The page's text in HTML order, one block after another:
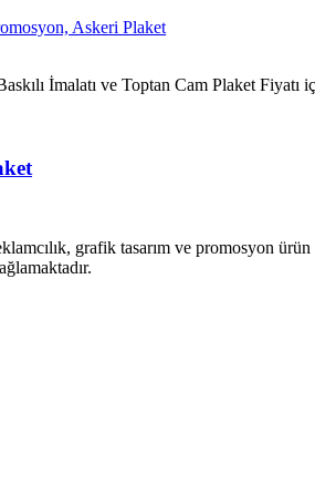
grafik tasarım ve promosyon